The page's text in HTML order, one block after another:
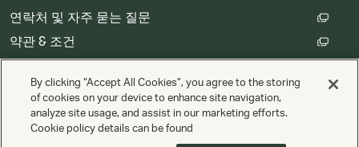
연락처 및 자주 묻는 질문
약관 & 조건
쿠키 설정
저작권 © Cathay Pacific Airways Limited 國泰航空有限公司
By clicking “Accept All Cookies”, you agree to the storing
of cookies on your device to enhance site navigation,
analyze site usage, and assist in our marketing efforts.
Cookie policy details can be found